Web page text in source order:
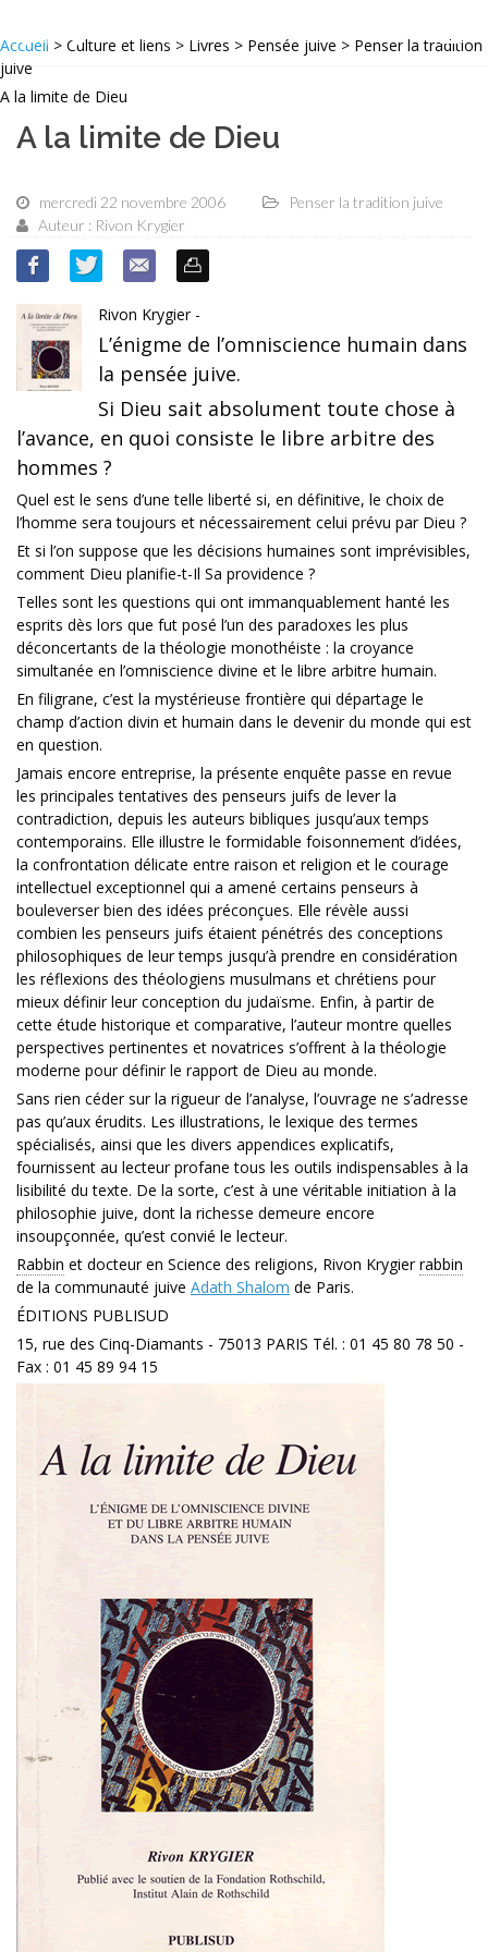
Accueil > Culture et liens > Livres > Pensée juive > Penser la tradition
juive
A la limite de Dieu
A la limite de Dieu
mercredi 22 novembre 2006
Penser la tradition juive
Auteur : Rivon Krygier
Rivon Krygier -
L’énigme de l’omniscience humain dans
la pensée juive.
Si Dieu sait absolument toute chose à
l’avance, en quoi consiste le libre arbitre des
hommes ?
Quel est le sens d’une telle liberté si, en défi­nitive, le choix de
l’homme sera toujours et nécessairement celui prévu par Dieu ?
Et si l’on suppose que les décisions humaines sont imprévi­sibles,
comment Dieu planifie-t-Il Sa providence ?
Telles sont les ques­tions qui ont immanquablement hanté les
esprits dès lors que fut posé l’un des paradoxes les plus
déconcertants de la théologie monothéiste : la croyance
simultanée en l’omniscience divine et le libre arbitre humain.
En filigrane, c’est la mystérieuse frontière qui départage le
champ d’action divin et humain dans le devenir du monde qui est
en question.
Jamais encore entreprise, la présente enquête passe en revue
les principales tentatives des penseurs juifs de lever la
contradiction, depuis les auteurs bibliques jusqu’aux temps
contemporains. Elle illustre le formidable foisonnement d’idées,
la confrontation délicate entre raison et religion et le courage
intellectuel exceptionnel qui a amené certains penseurs à
bouleverser bien des idées préconçues. Elle révèle aussi
combien les penseurs juifs étaient pénétrés des conceptions
philosophiques de leur temps jusqu’à prendre en consi­dération
les réflexions des théologiens musulmans et chrétiens pour
mieux définir leur conception du judaïsme. Enfin, à partir de
cette étude historique et comparative, l’auteur montre quelles
perspectives pertinentes et novatrices s’offrent à la théologie
moderne pour défi­nir le rapport de Dieu au monde.
Sans rien céder sur la rigueur de l’analyse, l’ouvrage ne s’adresse
pas qu’aux érudits. Les illustrations, le lexique des termes
spéciali­sés, ainsi que les divers appendices explicatifs,
fournissent au lecteur profane tous les outils indispensables à la
lisibilité du texte. De la sorte, c’est à une véritable initiation à la
philosophie juive, dont la richesse demeure encore
insoupçonnée, qu’est convié le lecteur.
Rabbin et docteur en Science des reli­gions, Rivon Krygierrabbin
de la communau­té juive Adath Shalom de Paris.
ÉDITIONS PUBLISUD
15, rue des Cinq-Diamants - 75013 PARIS Tél. : 01 45 80 78 50 -
Fax : 01 45 89 94 15